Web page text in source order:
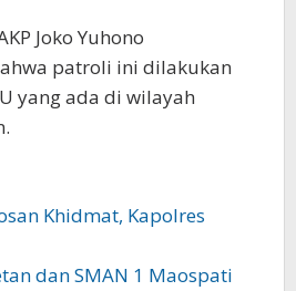
Joko Yuhono
patroli ini dilakukan
yang ada di wilayah
Khidmat, Kapolres
dan SMAN 1 Maospati